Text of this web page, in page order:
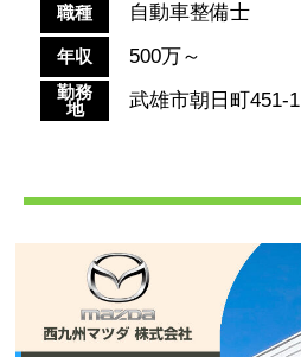
職種 自動車整備士
年収 500万～
勤務
地
武雄市朝日町451-1